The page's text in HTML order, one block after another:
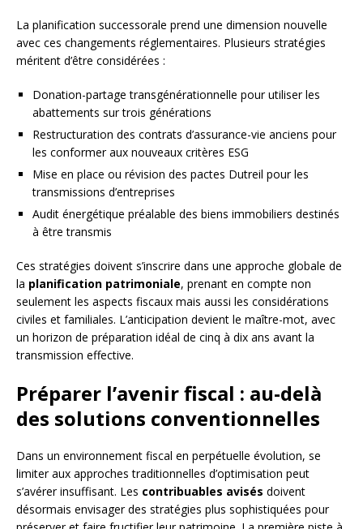
La planification successorale prend une dimension nouvelle
avec ces changements réglementaires. Plusieurs stratégies
méritent d’être considérées :
Donation-partage transgénérationnelle pour utiliser les
abattements sur trois générations
Restructuration des contrats d’assurance-vie anciens pour
les conformer aux nouveaux critères ESG
Mise en place ou révision des pactes Dutreil pour les
transmissions d’entreprises
Audit énergétique préalable des biens immobiliers destinés
à être transmis
Ces stratégies doivent s’inscrire dans une approche globale de
la planification patrimoniale, prenant en compte non
seulement les aspects fiscaux mais aussi les considérations
civiles et familiales. L’anticipation devient le maître-mot, avec
un horizon de préparation idéal de cinq à dix ans avant la
transmission effective.
Préparer l’avenir fiscal : au-delà
des solutions conventionnelles
Dans un environnement fiscal en perpétuelle évolution, se
limiter aux approches traditionnelles d’optimisation peut
s’avérer insuffisant. Les contribuables avisés doivent
désormais envisager des stratégies plus sophistiquées pour